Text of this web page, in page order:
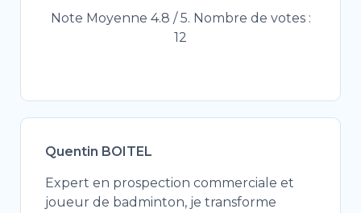
Note Moyenne 4.8 / 5. Nombre de votes :
12
Quentin BOITEL
Expert en prospection commerciale et
joueur de badminton, je transforme